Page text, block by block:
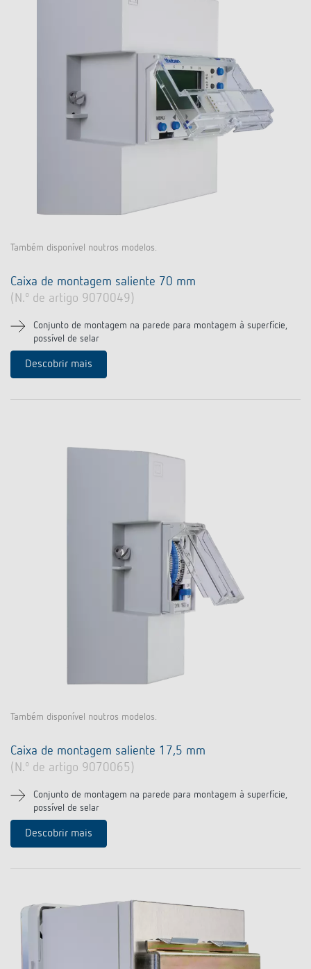
Também disponível noutros modelos.
Caixa de montagem saliente 70 mm
(N.º de artigo 9070049)
Conjunto de montagem na parede para montagem à superfície,
possível de selar
Descobrir mais
Também disponível noutros modelos.
Caixa de montagem saliente 17,5 mm
(N.º de artigo 9070065)
Conjunto de montagem na parede para montagem à superfície,
possível de selar
Descobrir mais